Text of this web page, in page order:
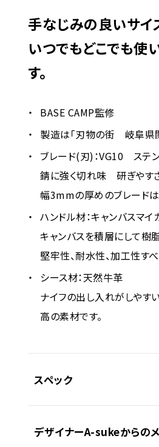
手なじみの良いサイ
いつでもどこでも使
す。
BASE CAMP監修
製造は「刃物の街 岐阜県
ブレード(刃)：VG10 ステ
錆に強く切れ味 研ぎやす
幅3mmの厚めのブレードは
ハンドル材：キャンバスマイ
キャンバスを積層にして樹
堅牢性、耐水性、加工性す
シース材：天然牛革
ナイフの出し入れがしやす
高の素材です。
スペック
全長(約)
17cm
デザイナーA-sukeからの